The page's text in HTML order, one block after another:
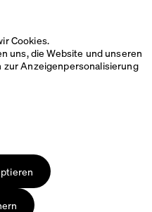
Cookies.
uns, die Website und unseren
zur Anzeigenpersonalisierung